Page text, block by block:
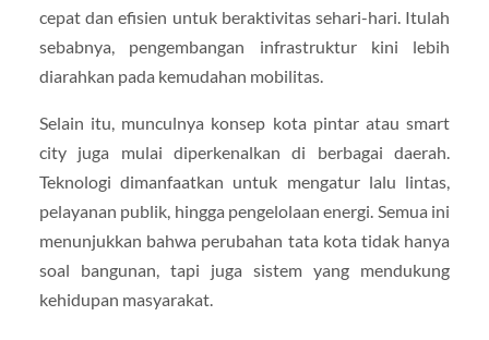
cepat dan efisien untuk beraktivitas sehari-hari. Itulah
sebabnya, pengembangan infrastruktur kini lebih
diarahkan pada kemudahan mobilitas.
Selain itu, munculnya konsep kota pintar atau smart
city juga mulai diperkenalkan di berbagai daerah.
Teknologi dimanfaatkan untuk mengatur lalu lintas,
pelayanan publik, hingga pengelolaan energi. Semua ini
menunjukkan bahwa perubahan tata kota tidak hanya
soal bangunan, tapi juga sistem yang mendukung
kehidupan masyarakat.